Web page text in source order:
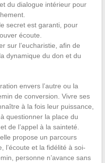
du dialogue intérieur pour
le secret est garanti, pour
écoute.
sur l’eucharistie, afin de
dynamique du don et du
envers l’autre ou la
de conversion. Vivre ses
à la fois leur puissance,
questionner la place du
de l’appel à la sainteté.
propose un parcours
l’écoute et la fidélité à soi-
personne n’avance sans